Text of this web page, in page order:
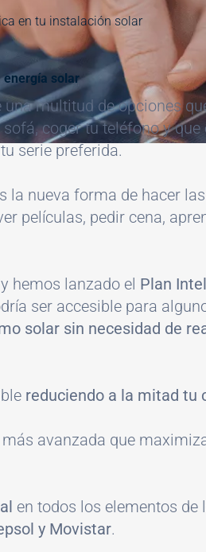
en tu instalación solar
energía solar
multitud de opciones
coger tu teléfono y
serie preferida.
nueva forma de hacer
películas, pedir cena,
hemos lanzado el Plan
ser accesible para
solar sin necesidad de
reduciendo a la mitad tu
avanzada que
en todos los elementos
y Movistar.